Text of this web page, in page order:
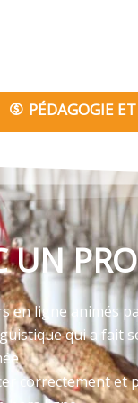
PÉDAGOGIE
en ligne animés
qui a fait
correctement et